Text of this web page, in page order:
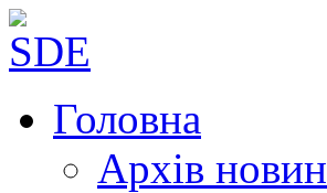
Головна
Архів новин